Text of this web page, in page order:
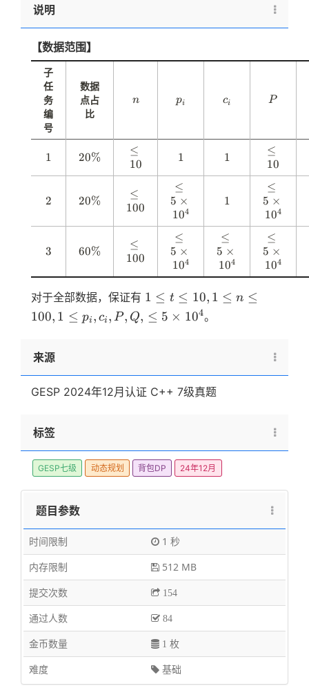
说明
【数据范围】
子
任
务
编
号
数据
点占
比
n
n
p
pi
c
ci P
P
1
1
2
%
20%
\
l
e
1
0
≤
10
1
1 1
1
\
l
e
1
0
≤
10
2
2
2
\
20%
\
l
0
0
≤
100
\l
e
5
\
ti
m
e
1
0
≤
5 ×
104
1
1
\l
e
5
\
ti
m
e
≤
5 ×
104
3
3
6
\
%
60%
\
l
0
0
≤
100
\l
e
5
\
ti
m
e
^
4
≤
5 ×
104
\l
e
5
\
ti
m
^
≤
5 ×
104
\l
e
5
\
0
^
≤
5 ×
104
对于全部数据，保证有 1 \le t \le
10, 1 \le n
\le 100, 1
\le 5 \times
10^4
1 ≤ t ≤ 10, 1 ≤ n ≤
100, 1 ≤ pi , ci , P, Q, ≤ 5 × 104。
来源
GESP 2024年12月认证 C++ 7级真题
标签
GESP七级 动态规划 背包DP 24年12月
题目参数
时间限制
1 秒
内存限制
512 MB
提交次数
154
通过人数 84
金币数量 1 枚
难度 基础